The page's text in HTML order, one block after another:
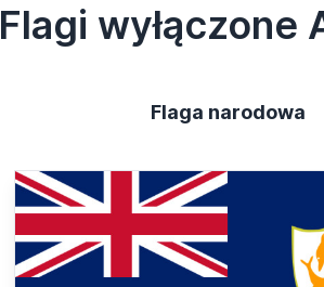
Flagi wyłączone
Flaga narodowa